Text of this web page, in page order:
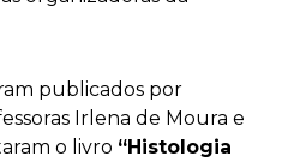
publicados por
Irlena de Moura e
o livro “Histologia